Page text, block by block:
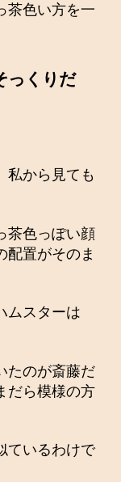
茶色い方を一
っくりだ
私から見ても
茶色っぽい顔
配置がそのま
ムスターは
たのが斎藤だ
だら模様の方
ているわけで